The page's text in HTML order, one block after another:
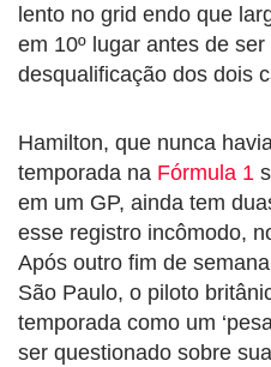
lento no grid endo que
em 10º lugar antes de
desqualificação dos dois
Hamilton, que nunca
temporada na Fórmula 1
em um GP, ainda tem
esse registro incômodo,
Após outro fim de
São Paulo, o piloto
temporada como um
ser questionado sobre